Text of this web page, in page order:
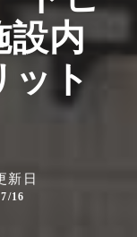
設内
ット
新日
16